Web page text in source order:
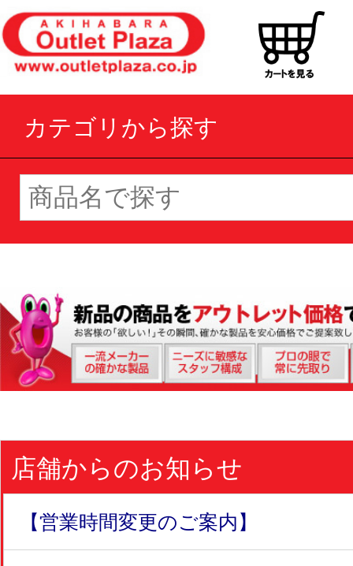
カテゴリから探す
店舗からのお知らせ
【営業時間変更のご案内】